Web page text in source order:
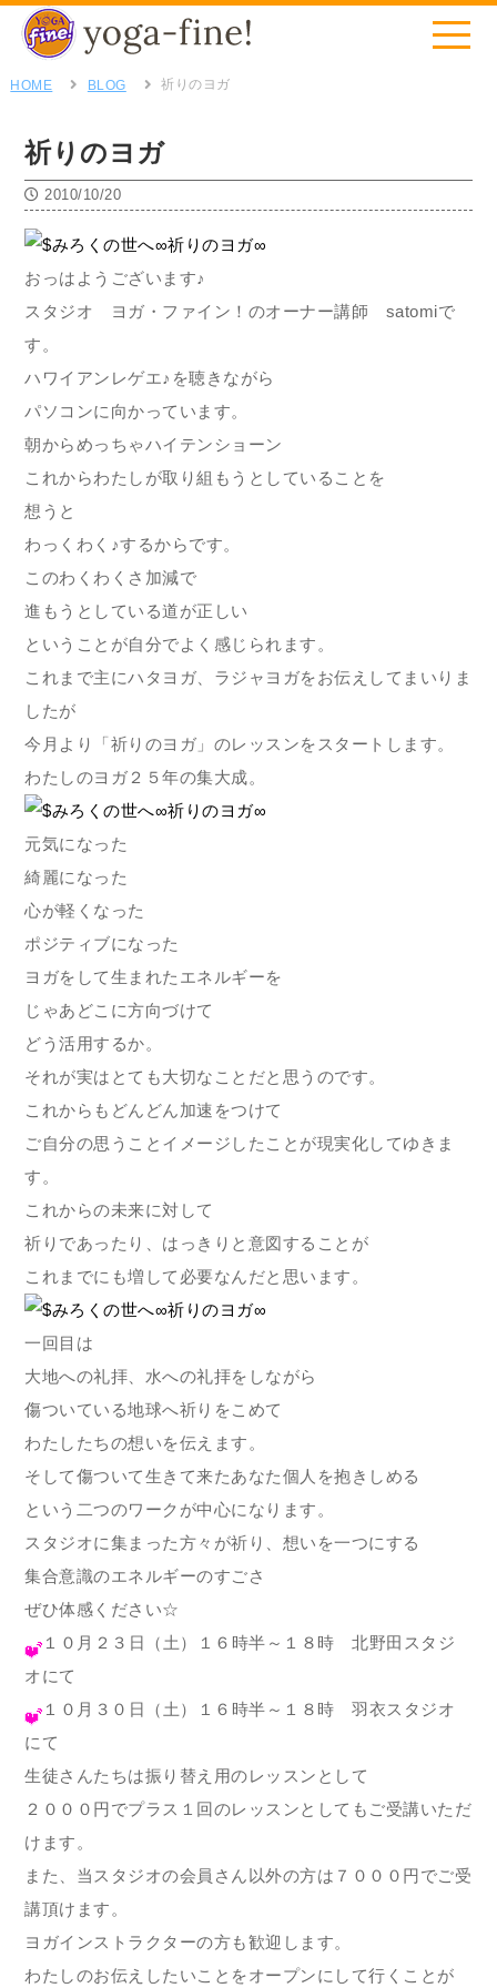
HOME BLOG 祈りのヨガ
祈りのヨガ
2010/10/20
おっはようございます♪
スタジオ ヨガ・ファイン！のオーナー講師 satomiで
す。
ハワイアンレゲエ♪を聴きながら
パソコンに向かっています。
朝からめっちゃハイテンショーン
これからわたしが取り組もうとしていることを
想うと
わっくわく♪するからです。
このわくわくさ加減で
進もうとしている道が正しい
ということが自分でよく感じられます。
これまで主にハタヨガ、ラジャヨガをお伝えしてまいりま
したが
今月より「祈りのヨガ」のレッスンをスタートします。
わたしのヨガ２５年の集大成。
元気になった
綺麗になった
心が軽くなった
ポジティブになった
ヨガをして生まれたエネルギーを
じゃあどこに方向づけて
どう活用するか。
それが実はとても大切なことだと思うのです。
これからもどんどん加速をつけて
ご自分の思うことイメージしたことが現実化してゆきま
す。
これからの未来に対して
祈りであったり、はっきりと意図することが
これまでにも増して必要なんだと思います。
一回目は
大地への礼拝、水への礼拝をしながら
傷ついている地球へ祈りをこめて
わたしたちの想いを伝えます。
そして傷ついて生きて来たあなた個人を抱きしめる
という二つのワークが中心になります。
スタジオに集まった方々が祈り、想いを一つにする
集合意識のエネルギーのすごさ
ぜひ体感ください☆
１０月２３日（土）１６時半～１８時 北野田スタジ
オにて
１０月３０日（土）１６時半～１８時 羽衣スタジオ
にて
生徒さんたちは振り替え用のレッスンとして
２０００円でプラス１回のレッスンとしてもご受講いただ
けます。
また、当スタジオの会員さん以外の方は７０００円でご受
講頂けます。
ヨガインストラクターの方も歓迎します。
わたしのお伝えしたいことをオープンにして行くことが